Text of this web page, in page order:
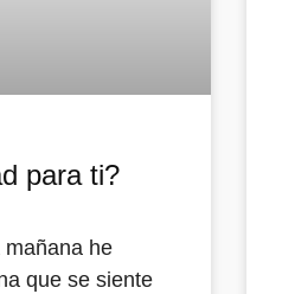
para ti?
he
que se siente